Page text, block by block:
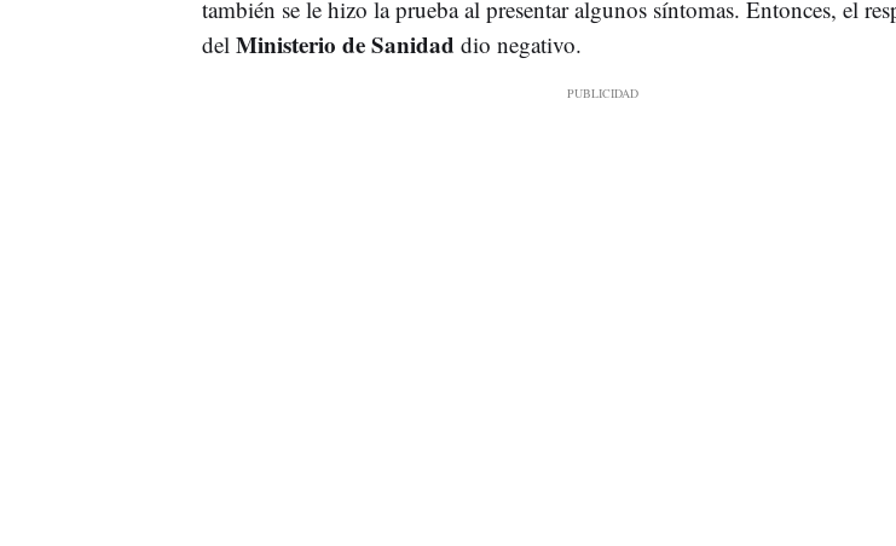
también se le hizo la prueba al presentar algunos síntomas. Entonces, el
delMinisterio de Sanidad dio negativo.